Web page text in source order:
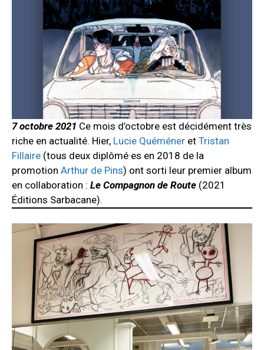
7 octobre 2021 Ce mois d’octobre est décidément très
riche en actualité. Hier, Lucie Quéméner et Tristan
Fillaire (tous deux diplômé·es en 2018 de la
promotion Arthur de Pins) ont sorti leur premier album
en collaboration : Le Compagnon de Route (2021
Éditions Sarbacane).